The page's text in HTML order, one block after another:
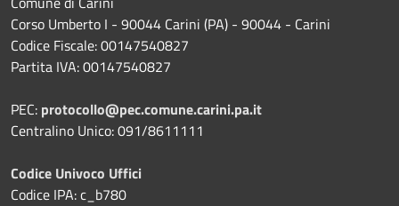
Corso Umberto I - 90044 Carini (PA) - 90044 - Carini
Codice Fiscale: 00147540827
Partita IVA: 00147540827
PEC: protocollo@pec.comune.carini.pa.it
Centralino Unico: 091/8611111
Codice Univoco Uffici
Codice IPA: c_b780